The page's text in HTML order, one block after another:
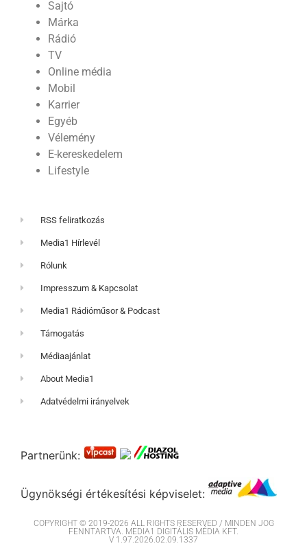
Sajtó
Márka
Rádió
TV
Online média
Mobil
Karrier
Egyéb
Vélemény
E-kereskedelem
Lifestyle
RSS feliratkozás
Media1 Hírlevél
Rólunk
Impresszum & Kapcsolat
Media1 Rádióműsor & Podcast
Támogatás
Médiaajánlat
About Media1
Adatvédelmi irányelvek
Partnerünk:
Ügynökségi értékesítési képviselet:
COPYRIGHT © 2019-2026 ALL RIGHTS RESERVED / MINDEN JOG
FENNTARTVA. MEDIA1 DIGITÁLIS MÉDIA KFT.
V 1.97.2026.02.09.1337